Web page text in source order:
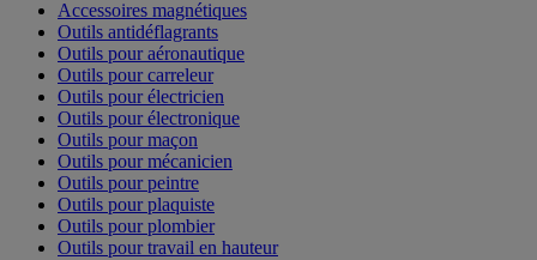
Accessoires magnétiques
Outils antidéflagrants
Outils pour aéronautique
Outils pour carreleur
Outils pour électricien
Outils pour électronique
Outils pour maçon
Outils pour mécanicien
Outils pour peintre
Outils pour plaquiste
Outils pour plombier
Outils pour travail en hauteur